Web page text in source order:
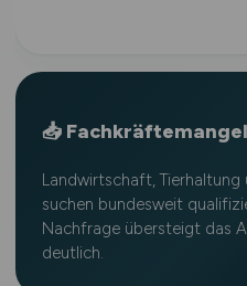
📥 Fachkräftemangel
Landwirtschaft,
suchen bundesweit
Nachfrage übersteigt das
deutlich.